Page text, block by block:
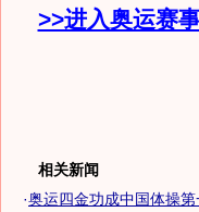
>>进入奥运赛
相关新闻
·奥运四金功成中国体操第